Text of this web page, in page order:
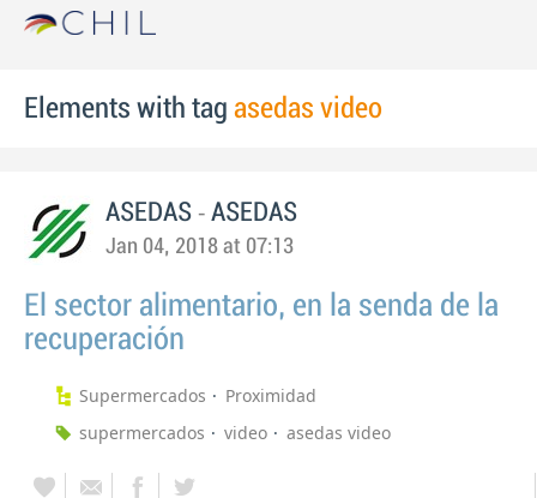
Elements with tag asedas video
ASEDAS - ASEDAS
Jan 04, 2018 at 07:13
El sector alimentario, en la senda de la
recuperación
Supermercados
Proximidad
supermercados
video asedas video